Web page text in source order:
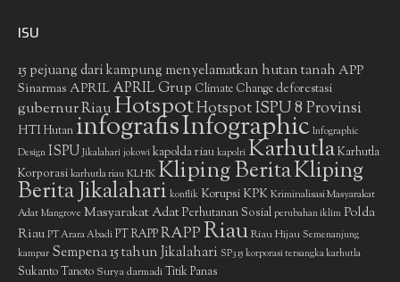
ISU
15 pejuang dari kampung menyelamatkan hutan tanah APP
Sinarmas APRIL APRIL Grup Climate Change deforestasi
gubernur RiauHotspotHotspot ISPU 8 Provinsi
HTIHutan infografisInfographic Infographic
Design ISPU Jikalahari jokowi kapolda riau kapolri KarhutlaKarhutla
Korporasikarhutla riauKLHKKliping BeritaKliping
Berita Jikalahari konflik Korupsi KPKKriminalisasi Masyarakat
Adat Mangrove Masyarakat AdatPerhutanan Sosial perubahan iklim Polda
Riau PT Arara Abadi PT RAPPRAPPRiauRiau Hijau Semenanjung
kampar Sempena 15 tahun Jikalahari SP3 15 korporasi tersangka karhutla
Sukanto Tanoto Surya darmadiTitik Panas